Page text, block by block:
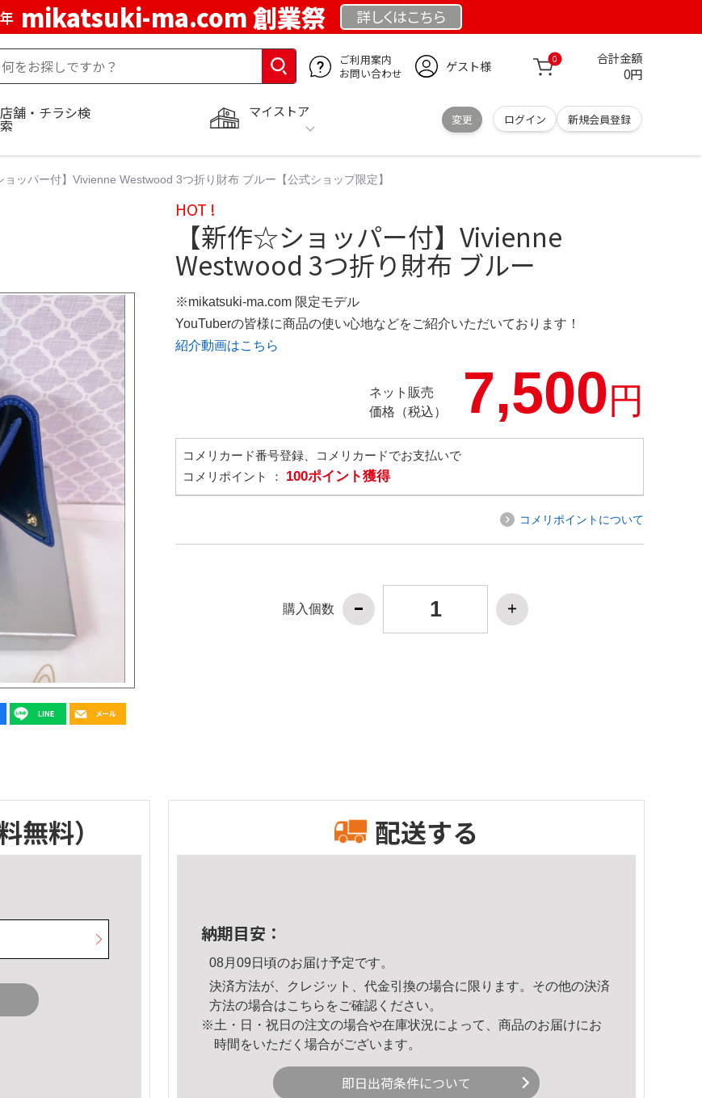
mikatsuki-ma.com 創業祭 詳しくはこちら
ご利用案内
お問い合わせ
ゲスト様 0 合計金額
0円
マイストア
変更 ログイン 新規会員登録
店舗・チラシ検
索
ョッパー付】Vivienne Westwood 3つ折り財布 ブルー【公式ショップ限定】
HOT !
【新作☆ショッパー付】Vivienne
Westwood 3つ折り財布 ブルー
※mikatsuki-ma.com 限定モデル
YouTuberの皆様に商品の使い心地などをご紹介いただいております！
紹介動画はこちら
ネット販売
価格（税込）
7,500円
コメリカード番号登録、コメリカードでお支払いで
コメリポイント ： 100ポイント獲得
コメリポイントについて
購入個数
無料） 配送する
納期目安：
08月09日頃のお届け予定です。
決済方法が、クレジット、代金引換の場合に限ります。その他の決済
方法の場合はこちら をご確認ください。
※土・日・祝日の注文の場合や在庫状況によって、商品のお届けにお
時間をいただく場合がございます。
即日出荷条件について